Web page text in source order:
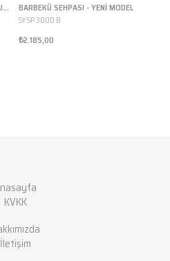
"GAZZELLA" EV TİPİ MASA BEZİ (KUTULU, LOGOLU, ISIYA DAYANIKLI, PUDRA, 135X50 CM)
BARBEKÜ SEHPASI - YENİ MODEL
SY SP 3000 B
₺2.185,00
KVKK
İletişim